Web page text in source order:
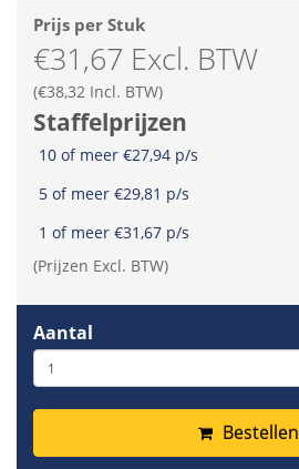
Prijs per Stuk
€31,67 Excl. BTW
(€38,32 Incl. BTW)
Staffelprijzen
10 of meer €27,94 p/s
5 of meer €29,81 p/s
1 of meer €31,67 p/s
(Prijzen Excl. BTW)
Aantal
Bestellen